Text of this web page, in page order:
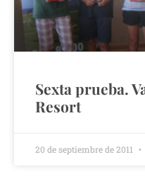
Sexta prueba.
Resort
20 de septiembre de 2011